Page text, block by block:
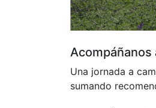
Una jornada a
sumando